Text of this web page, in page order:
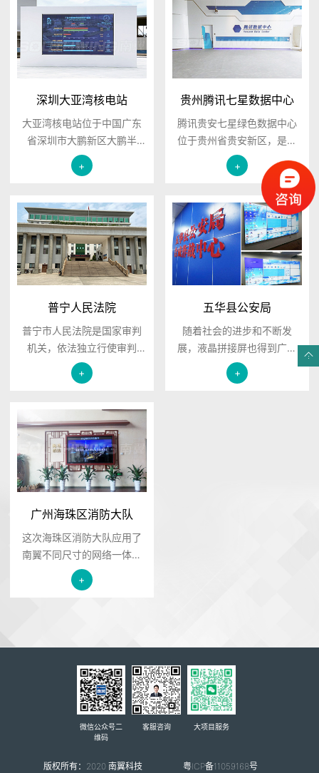
深圳大亚湾核电站
大亚湾核电站位于中国广东
省深圳市大鹏新区大鹏半
岛，隶属中国广核集团管
辖，是中国大陆第一座大型
使用国外技术和资金建设的
核电站。大亚湾核电站的建
设和运行.....
+
贵州腾讯七星数据中心
腾讯贵安七星绿色数据中心
位于贵州省贵安新区，是一
个特高等级绿色高效灾备数
据中心，在贵安新区政府的
统筹领导下按照腾讯的技术
要求建设，未来将用于存储
腾讯最核心的大数据.....
+
普宁人民法院
普宁市人民法院是国家审判
机关，依法独立行使审判
权，通过审判活动惩办一切
犯罪分子，裁决民商事纠
法维护社会主义法律和社会
秩序，保护国家、集体、公
民和其他组织的合法财产，
保护公民的人身权利、民主
权利和其他权利，保障社会
的稳定。
+
五华县公安局
随着社会的进步和不断发
展，液晶拼接屏也得到广大
用户的肯定和好评，大屏幕
显示系统已经成为多媒体会
+
广州海珠区消防大队
​这次海珠区消防大队应用了
南翼不同尺寸的网络一体机
和互动一体机，这些一体机
可以传播多种媒体信息，如
+
微信公众号二
维码
客服咨询 大项目服务
版权所有：2020 南翼科技 粤ICP备11059168号